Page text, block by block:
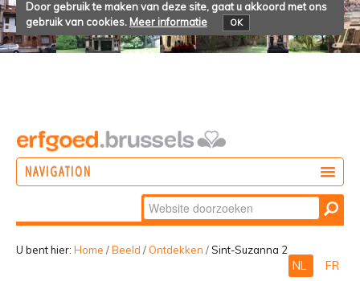
Door gebruik te maken van deze site, gaat u akkoord met ons
gebruik van cookies. Meer informatie OK
NAVIGATION
Zoek
Geavanceerd
zoeken...
U bent hier: Home /Beeld / Ontdekken /Sint-Suzanna 2
NL FR